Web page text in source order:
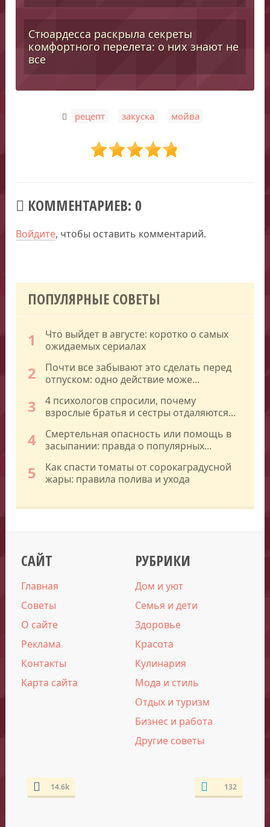
Стюардесса раскрыла секреты
комфортного перелета: о них знают не
все
рецепт закуска мойва
КОММЕНТАРИЕВ: 0
Войдите, чтобы оставить комментарий.
ПОПУЛЯРНЫЕ СОВЕТЫ
1
Что выйдет в августе: коротко о самых
ожидаемых сериалах
2
Почти все забывают это сделать перед
отпуском: одно действие може...
3
4 психологов спросили, почему
взрослые братья и сестры отдаляются...
4
Смертельная опасность или помощь в
засыпании: правда о популярных...
5
Как спасти томаты от сорокаградусной
жары: правила полива и ухода
САЙТ
Главная
Советы
О сайте
Реклама
Контакты
Карта сайта
РУБРИКИ
Дом и уют
Семья и дети
Здоровье
Красота
Кулинария
Мода и стиль
Отдых и туризм
Бизнес и работа
Другие советы
14.6k 132